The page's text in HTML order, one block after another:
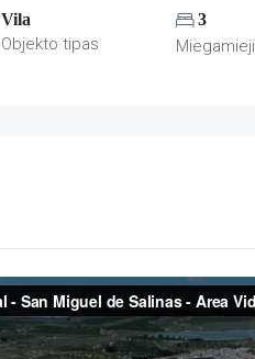
Vila
Objekto tipas
3
Miegamieji